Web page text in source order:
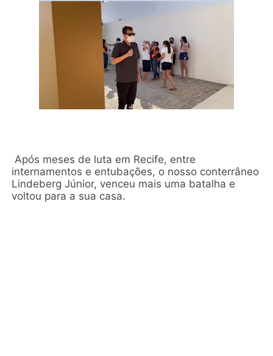
Após meses de luta em Recife, entre
internamentos e entubações, o nosso conterrâneo
Lindeberg Júnior, venceu mais uma batalha e
voltou para a sua casa.